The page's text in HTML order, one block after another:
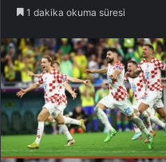
1 dakika okuma süresi